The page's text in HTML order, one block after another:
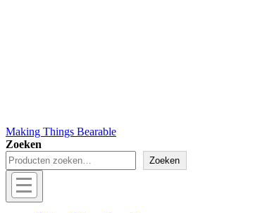
Making Things Bearable
Zoeken
Zoeken
Hoofd
navigatie
Menu